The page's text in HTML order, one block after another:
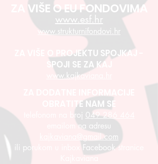
ZA VIŠE O EU FONDOVIMA
www.esf.hr
www.strukturnifondovi.hr
ZA VIŠE O PROJEKTU SPOJKAJ -
SPOJI SE ZA KAJ
www.kajkaviana.hr
ZA DODATNE INFORMACIJE
OBRATITE NAM SE
telefonom na broj 049 286 464
emailom na adresu
kajkaviana@gmail.com
ili porukom u inbox Facebook stranice
Kajkaviana